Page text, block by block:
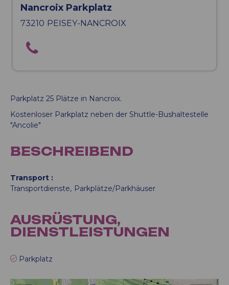
Nancroix Parkplatz
73210 PEISEY-NANCROIX
Parkplatz 25 Plätze in Nancroix.
Kostenloser Parkplatz neben der Shuttle-Bushaltestelle
"Ancolie"
BESCHREIBEND
Transport
Transportdienste
Parkplätze/Parkhäuser
AUSRÜSTUNG,
DIENSTLEISTUNGEN
Parkplatz